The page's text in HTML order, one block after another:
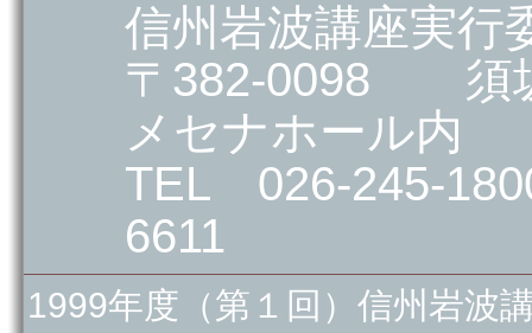
信州岩波講座実行
〒382-0098 須
メセナホール内
TEL 026-245-
6611
1999年度（第１回）信州岩波